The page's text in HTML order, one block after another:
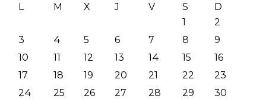
L
M X J V S
D
1
2
3
4 5 6 7 8
9
10
11 12 13 14 15
16
17
18 19 20 21 22
23
24
25 26 27 28 29
30